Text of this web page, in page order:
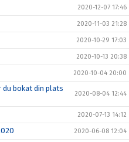
2020-12-07 17:46
2020-11-03 21:28
2020-10-29 17:03
2020-10-13 20:38
2020-10-04 20:00
bokat din plats
2020-08-04 12:44
2020-07-13 14:12
2020-06-08 12:04